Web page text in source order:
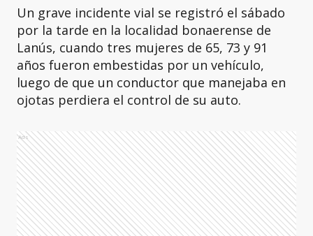
Un grave incidente vial se registró el sábado
por la tarde en la localidad bonaerense de
Lanús, cuando tres mujeres de 65, 73 y 91
años fueron embestidas por un vehículo,
luego de que un conductor que manejaba en
ojotas perdiera el control de su auto.
Ads